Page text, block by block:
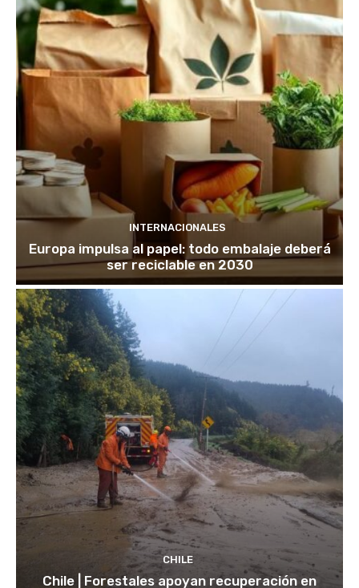
INTERNACIONALES
Europa impulsa al papel: todo embalaje deberá
ser reciclable en 2030
CHILE
Chile | Forestales apoyan recuperación en